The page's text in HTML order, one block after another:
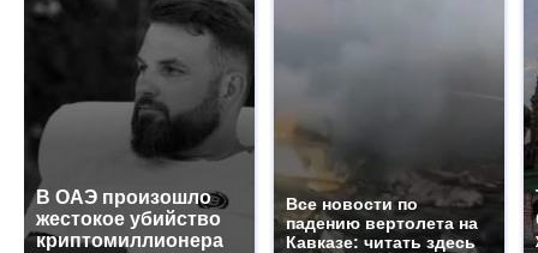
В ОАЭ произошло
жестокое убийство
криптомиллионера
Все новости по
падению вертолета на
Кавказе: читать здесь